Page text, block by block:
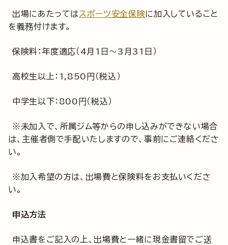
出場にあたってはスポーツ安全保険に加入していること
を義務付けます。
保険料：年度適応（4月1日～3月31日）
高校生以上：1,850円（税込）
中学生以下：800円（税込）
※未加入で、所属ジム等からの申し込みができない場合
は、主催者側で手配いたしますので、事前にご連絡くださ
い。
※加入希望の方は、出場費と保険料をお支払いくださ
い。
申込方法
申込書をご記入の上、出場費と一緒に現金書留でご送